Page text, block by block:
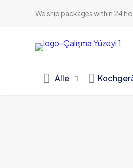
We ship packages within 24
Alle